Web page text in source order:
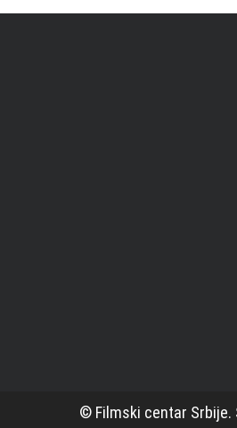
© Filmski centar Srbije.